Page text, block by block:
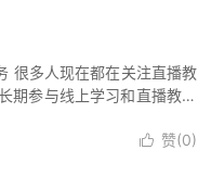
很多人现在都在关注直播教
期参与线上学习和直播教学
 赞(0)